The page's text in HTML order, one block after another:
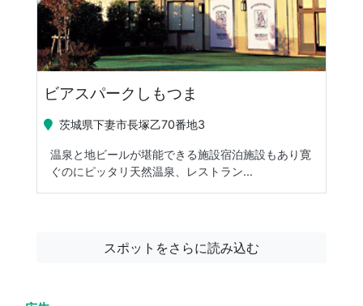
ビアスパークしもつま
茨城県下妻市長塚乙70番地3
温泉と地ビールが堪能できる施設宿泊施設もあり寛
ぐのにピッタリ天然温泉、レストラン...
スポットをさらに読み込む